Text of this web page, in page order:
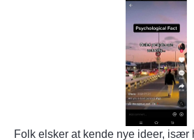
Folk elsker at kende nye ideer, især